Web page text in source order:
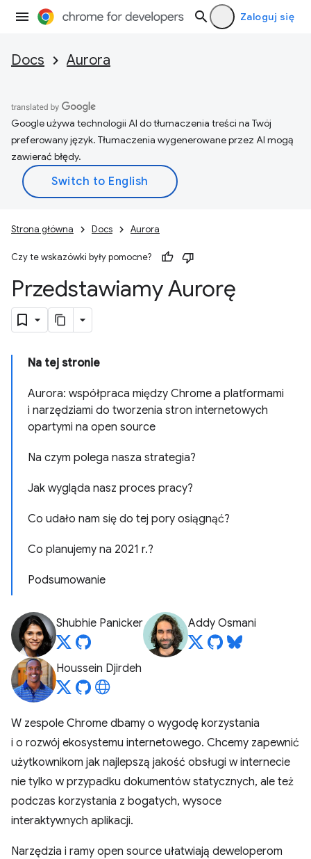
Zaloguj się
Docs Aurora
Google używa technologii AI do tłumaczenia treści na Twój
preferowany język. Tłumaczenia wygenerowane przez AI mogą
zawierać błędy.
Strona główna Docs Aurora
Czy te wskazówki były pomocne?
Przedstawiamy Aurorę
Na tej stronie
Aurora: współpraca między Chrome a platformami
i narzędziami do tworzenia stron internetowych
opartymi na open source
Na czym polega nasza strategia?
Jak wygląda nasz proces pracy?
Co udało nam się do tej pory osiągnąć?
Co planujemy na 2021 r.?
Podsumowanie
Shubhie Panicker Addy Osmani
Houssein Djirdeh
W zespole Chrome dbamy o wygodę korzystania
i o rozwój ekosystemu internetowego. Chcemy zapewnić
użytkownikom jak najlepszą jakość obsługi w internecie
nie tylko w przypadku dokumentów statycznych, ale też
podczas korzystania z bogatych, wysoce
interaktywnych aplikacji.
Narzędzia i ramy open source ułatwiają deweloperom